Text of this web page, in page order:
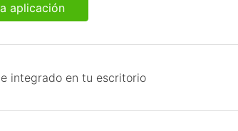
aplicación
integrado en tu escritorio